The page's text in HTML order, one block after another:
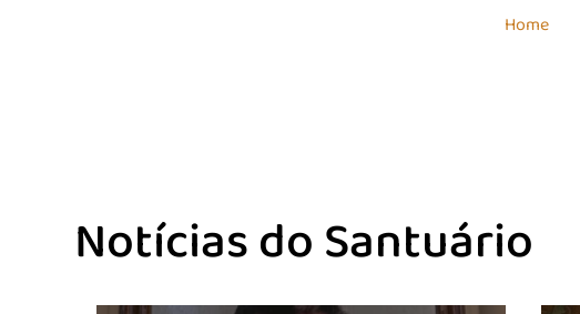
Home
Notícias do Santuário